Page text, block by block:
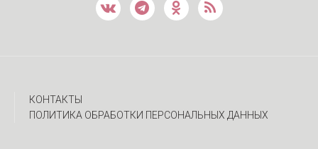
КОНТАКТЫ
ПОЛИТИКА ОБРАБОТКИ ПЕРСОНАЛЬНЫХ ДАННЫХ